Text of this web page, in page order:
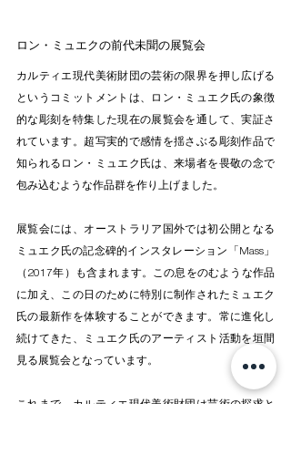
ロン・ミュエクの前代未聞の展覧会
カルティエ現代美術財団の芸術の限界を押し広げる
というコミットメントは、ロン・ミュエク氏の象徴
的な彫刻を特集した現在の展覧会を通して、実証さ
れています。超写実的で感情を揺さぶる彫刻作品で
知られるロン・ミュエク氏は、来場者を畏敬の念で
包み込むような作品群を作り上げました。
展覧会には、オーストラリア国外では初公開となる
ミュエク氏の記念碑的インスタレーション「Mass」
（2017年）も含まれます。この息をのむような作品
に加え、この日のために特別に制作されたミュエク
氏の最新作を体験することができます。常に進化し
続けてきた、ミュエク氏のアーティスト活動を垣間
見る展覧会となっています。
これまで、カルティエ現代美術財団は芸術の探求と